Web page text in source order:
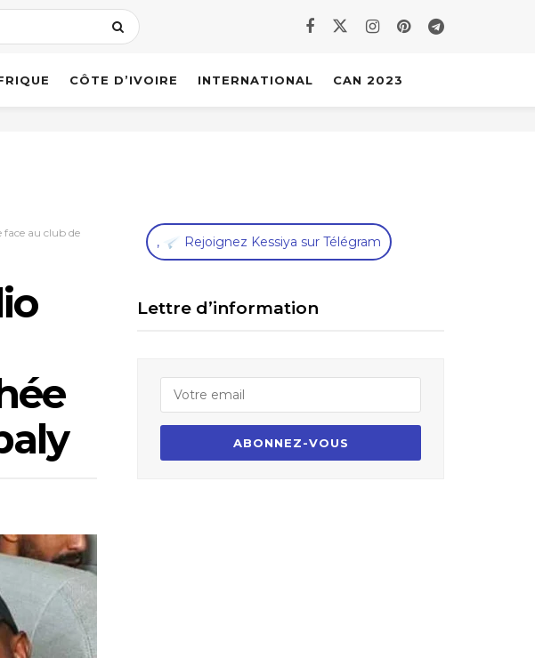
CÔTE D’IVOIRE INTERNATIONAL CAN 2023
au club de
, Rejoignez Kessiya sur Télégram
Lettre d’information